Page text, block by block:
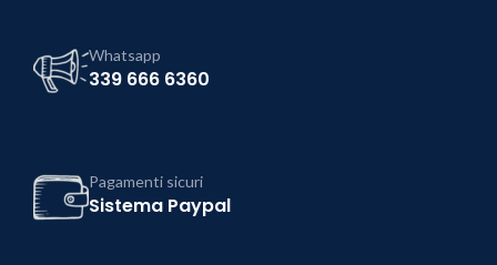
Whatsapp
339 666 6360
Pagamenti sicuri
Sistema Paypal